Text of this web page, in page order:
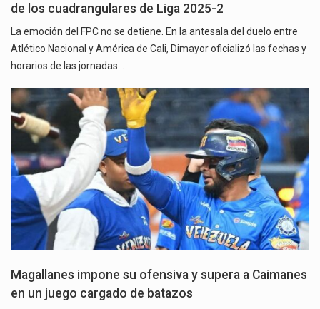
de los cuadrangulares de Liga 2025-2
La emoción del FPC no se detiene. En la antesala del duelo entre
Atlético Nacional y América de Cali, Dimayor oficializó las fechas y
horarios de las jornadas…
Magallanes impone su ofensiva y supera a Caimanes
en un juego cargado de batazos